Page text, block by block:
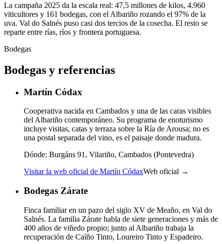
La campaña 2025 da la escala real: 47,5 millones de kilos, 4.960
viticultores y 161 bodegas, con el Albariño rozando el 97% de la
uva. Val do Salnés puso casi dos tercios de la cosecha. El resto se
reparte entre rías, ríos y frontera portuguesa.
Bodegas
Bodegas y referencias
Martín Códax
Cooperativa nacida en Cambados y una de las caras visibles
del Albariño contemporáneo. Su programa de enoturismo
incluye visitas, catas y terraza sobre la Ría de Arousa; no es
una postal separada del vino, es el paisaje donde madura.
Dónde: Burgáns 91, Vilariño, Cambados (Pontevedra)
Visitar la web oficial de Martín CódaxWeb oficial →
Bodegas Zárate
Finca familiar en un pazo del siglo XV de Meaño, en Val do
Salnés. La familia Zárate habla de siete generaciones y más de
400 años de viñedo propio; junto al Albariño trabaja la
recuperación de Caíño Tinto, Loureiro Tinto y Espadeiro.